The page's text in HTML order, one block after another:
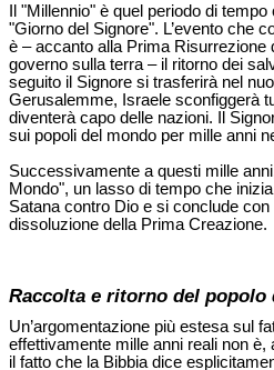
Il "Millennio" è quel periodo di
"Giorno del Signore". L’evento che
è – accanto alla Prima Risurrezione
governo sulla terra – il ritorno dei
seguito il Signore si trasferirà nel
Gerusalemme, Israele sconfiggerà
diventerà capo delle nazioni. Il
sui popoli del mondo per mille anni
Successivamente a questi mille
Mondo", un lasso di tempo che
Satana contro Dio e si conclude
dissoluzione della Prima Creazione.
Raccolta e ritorno del popolo
Un’argomentazione più estesa sul
effettivamente mille anni reali non
il fatto che la Bibbia dice